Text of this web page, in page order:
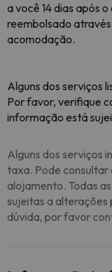
a você 14 dias após
reembolsado
acomodação.
Alguns dos serviços
Por favor, verifique
informação está
Alguns dos serviços
taxa. Pode
alojamento. Todas
sujeitas a
dúvida, por favor